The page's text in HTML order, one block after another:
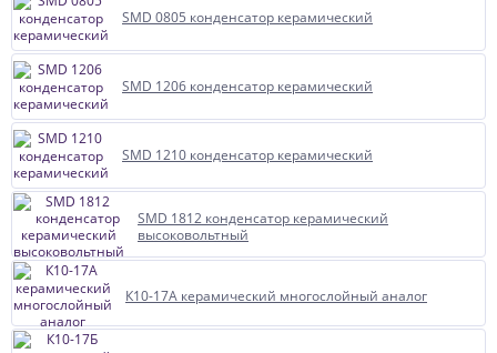
SMD 0805 конденсатор керамический
SMD 1206 конденсатор керамический
SMD 1210 конденсатор керамический
SMD 1812 конденсатор керамический
высоковольтный
К10-17А керамический многослойный аналог